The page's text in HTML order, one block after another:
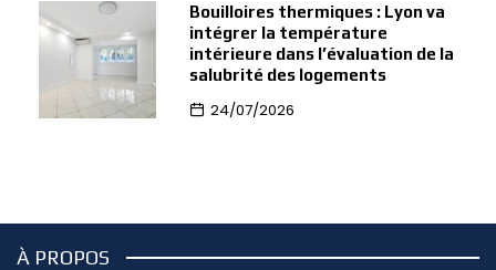
Bouilloires thermiques : Lyon va
intégrer la température
intérieure dans l’évaluation de la
salubrité des logements
24/07/2026
À PROPOS